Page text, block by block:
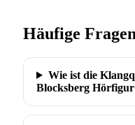
Häufige Fragen
Wie ist die
Blocksberg Hörfigur